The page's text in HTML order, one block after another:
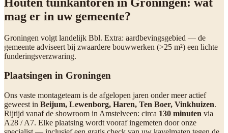
mag er in uw gemeente?
Groningen volgt landelijk Bbl. Extra: aardbevingsgebied — de
gemeente adviseert bij zwaardere bouwwerken (>25 m²) een lichte
funderingsverzwaring.
Plaatsingen in Groningen
Ons vaste montageteam is de afgelopen jaren onder meer actief
geweest in Beijum, Lewenborg, Haren, Ten Boer, Vinkhuizen.
Rijtijd vanaf de showroom in Amstelveen: circa 130 minuten via
A28 / A7. Elke plaatsing wordt vooraf ingemeten door onze